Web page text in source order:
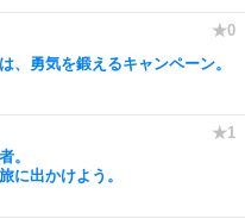
、勇気を鍛えるキャンペーン。
。
に出かけよう。